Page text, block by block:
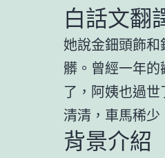
白話文翻
她說金鈿頭飾
髒。曾經一年
了，阿姨也過
清清，車馬稀少
背景介紹